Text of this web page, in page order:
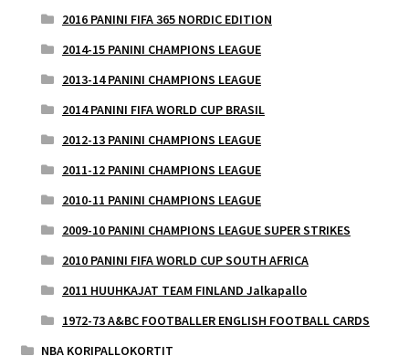
2016 PANINI FIFA 365 NORDIC EDITION
2014-15 PANINI CHAMPIONS LEAGUE
2013-14 PANINI CHAMPIONS LEAGUE
2014 PANINI FIFA WORLD CUP BRASIL
2012-13 PANINI CHAMPIONS LEAGUE
2011-12 PANINI CHAMPIONS LEAGUE
2010-11 PANINI CHAMPIONS LEAGUE
2009-10 PANINI CHAMPIONS LEAGUE SUPER STRIKES
2010 PANINI FIFA WORLD CUP SOUTH AFRICA
2011 HUUHKAJAT TEAM FINLAND Jalkapallo
1972-73 A&BC FOOTBALLER ENGLISH FOOTBALL CARDS
NBA KORIPALLOKORTIT